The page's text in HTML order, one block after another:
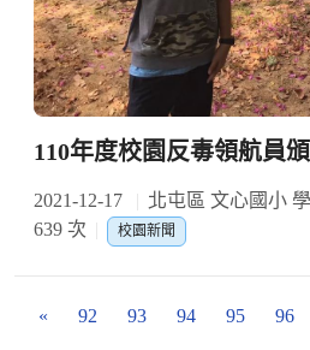
110年度校園反毒領航員
2021-12-17 北屯區 文心國小
639 次
校園新聞
« 92 93 94 95 96